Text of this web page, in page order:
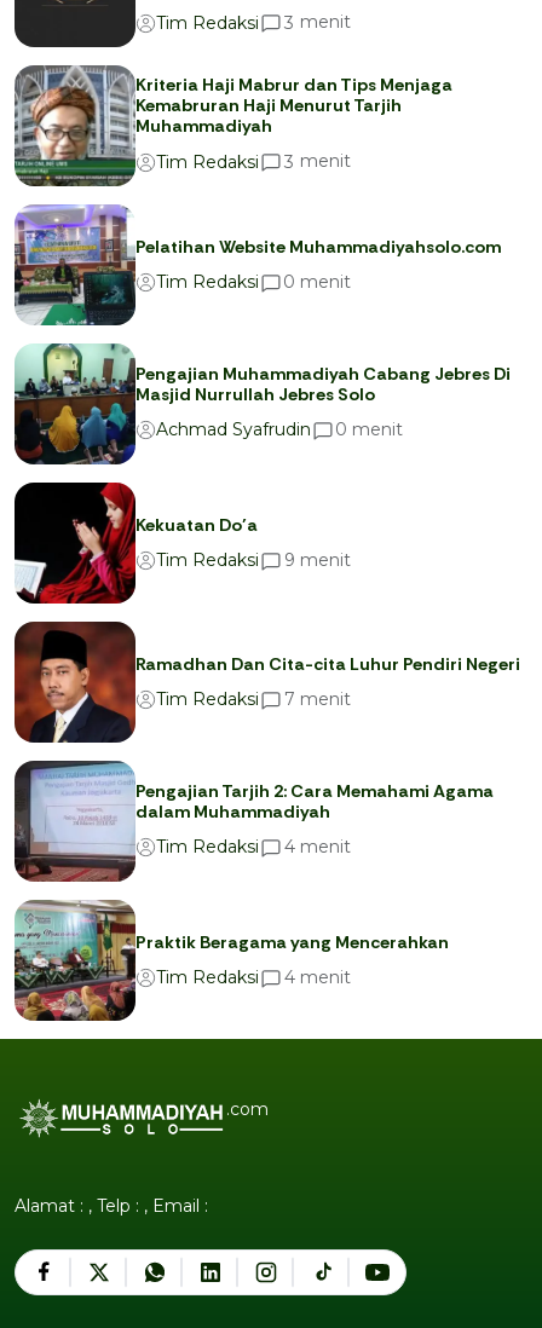
Tim Redaksi
3 menit
Kriteria Haji Mabrur dan Tips Menjaga
Kemabruran Haji Menurut Tarjih
Muhammadiyah
Tim Redaksi
3 menit
Pelatihan Website Muhammadiyahsolo.com
Tim Redaksi
0 menit
Pengajian Muhammadiyah Cabang Jebres Di
Masjid Nurrullah Jebres Solo
Achmad Syafrudin
0 menit
Kekuatan Do’a
Tim Redaksi
9 menit
Ramadhan Dan Cita-cita Luhur Pendiri Negeri
Tim Redaksi
7 menit
Pengajian Tarjih 2: Cara Memahami Agama
dalam Muhammadiyah
Tim Redaksi
4 menit
Praktik Beragama yang Mencerahkan
Tim Redaksi
4 menit
.com
Alamat : , Telp : , Email :